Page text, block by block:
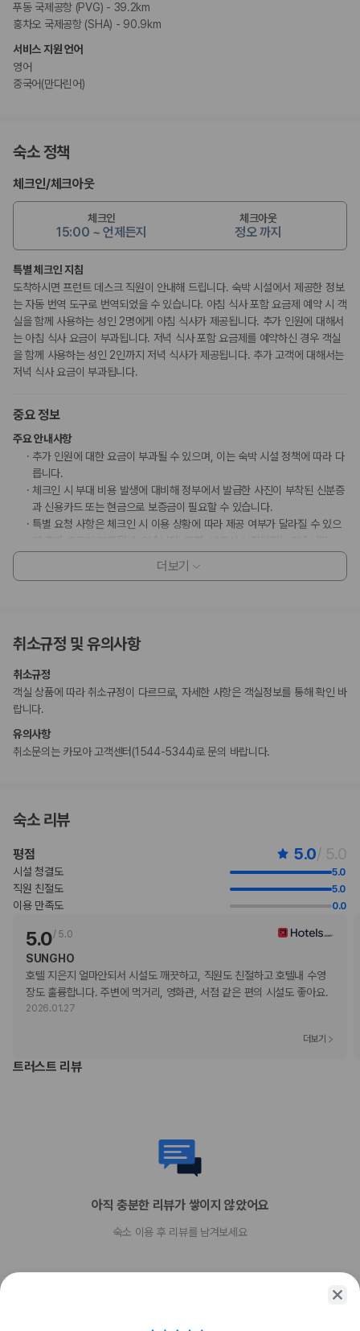
푸동 국제공항 (PVG) - 39.2km
훙차오 국제공항 (SHA) - 90.9km
서비스 지원 언어
영어
중국어(만다린어)
숙소 정책
체크인/체크아웃
체크인
15:00 ~ 언제든지
체크아웃
정오 까지
특별 체크인 지침
도착하시면 프런트 데스크 직원이 안내해 드립니다. 숙박 시설에서 제공한 정보
는 자동 번역 도구로 번역되었을 수 있습니다. 아침 식사 포함 요금제 예약 시 객
실을 함께 사용하는 성인 2명에게 아침 식사가 제공됩니다. 추가 인원에 대해서
는 아침 식사 요금이 부과됩니다. 저녁 식사 포함 요금제를 예약하신 경우 객실
을 함께 사용하는 성인 2인까지 저녁 식사가 제공됩니다. 추가 고객에 대해서는
저녁 식사 요금이 부과됩니다.
중요 정보
주요 안내사항
추가 인원에 대한 요금이 부과될 수 있으며, 이는 숙박 시설 정책에 따라 다
릅니다.
체크인 시 부대 비용 발생에 대비해 정부에서 발급한 사진이 부착된 신분증
과 신용카드 또는 현금으로 보증금이 필요할 수 있습니다.
특별 요청 사항은 체크인 시 이용 상황에 따라 제공 여부가 달라질 수 있으
이 숙박 시설에서 사용 가능한 결제 수단은 신용카드, 모바일 결제, 현금입
을 갖추고 있습니다.
만 18 세 이하 아동 1명은 부모 또는 보호자와 같은 객실에서 침구를 추가
하지 않고 이용할 경우 무료로 숙박할 수 있습니다.
등록된 고객만 객실에 허용됩니다.
지불 요금
체크인 또는 체크아웃 시 숙박 시설에서 다음 요금을 청구할 수 있습니다(요금에
부가 정보
추가 안내사항
엘리베이터 없음
기타 선택사항
뷔페 아침 식사 요금: 1인당 CNY 168(대략적인 금액)
간이 침대 이용 요금: 1박 기준, CNY 300.0
위 목록에 명시되지 않은 다른 항목이 있을 수 있습니다. 요금 및 보증금은 세전
금액일 수 있으며 변경될 수 있습니다.
현장 결제 유형 및 수단
현금
American Express
더보기
취소규정 및 유의사항
취소규정
객실 상품에 따라 취소규정이 다르므로, 자세한 사항은 객실정보를 통해 확인 바
랍니다.
유의사항
취소문의는 카모아 고객센터(1544-5344)로 문의 바랍니다.
숙소 리뷰
평점 5.0/ 5.0
시설 청결도 5.0
직원 친절도 5.0
이용 만족도 0.0
5.0/ 5.0
SUNGHO
호텔 지은지 얼마안되서 시설도 깨끗하고, 직원도 친절하고 호텔내 수영
장도 훌륭합니다. 주변에 먹거리, 영화관, 서점 같은 편의 시설도 좋아요.
2026.01.27
더보기
트러스트 리뷰
아직 충분한 리뷰가 쌓이지 않았어요
숙소 이용 후 리뷰를 남겨보세요